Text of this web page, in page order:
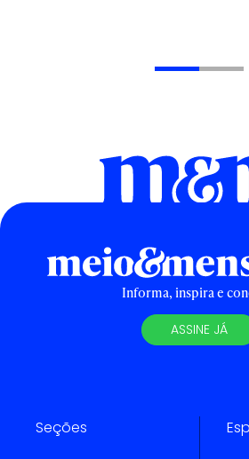
Informa, inspira e
ASSINE JÁ
Seções